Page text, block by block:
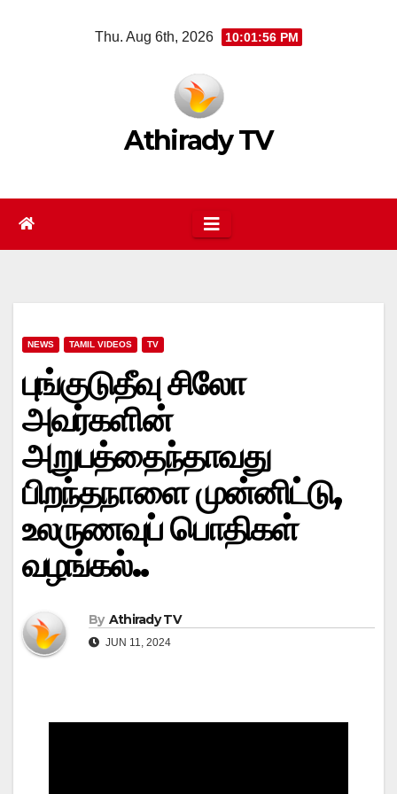
Thu. Aug 6th, 2026 10:01:56 PM
Athirady TV
NEWS TAMIL VIDEOS TV
புங்குடுதீவு சிலோ
அவர்களின்
அறுபத்தைந்தாவது
பிறந்தநாளை முன்னிட்டு,
உலருணவுப் பொதிகள்
வழங்கல்..
By Athirady TV
JUN 11, 2024